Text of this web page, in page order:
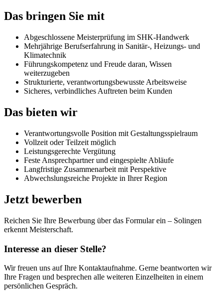
Das bringen Sie mit
Abgeschlossene Meisterprüfung im SHK-Handwerk
Mehrjährige Berufserfahrung in Sanitär-, Heizungs- und
Klimatechnik
Führungskompetenz und Freude daran, Wissen
weiterzugeben
Strukturierte, verantwortungsbewusste Arbeitsweise
Sicheres, verbindliches Auftreten beim Kunden
Das bieten wir
Verantwortungsvolle Position mit Gestaltungsspielraum
Vollzeit oder Teilzeit möglich
Leistungsgerechte Vergütung
Feste Ansprechpartner und eingespielte Abläufe
Langfristige Zusammenarbeit mit Perspektive
Abwechslungsreiche Projekte in Ihrer Region
Jetzt bewerben
Reichen Sie Ihre Bewerbung über das Formular ein – Solingen
erkennt Meisterschaft.
Interesse an dieser Stelle?
Wir freuen uns auf Ihre Kontaktaufnahme. Gerne beantworten wir
Ihre Fragen und besprechen alle weiteren Einzelheiten in einem
persönlichen Gespräch.